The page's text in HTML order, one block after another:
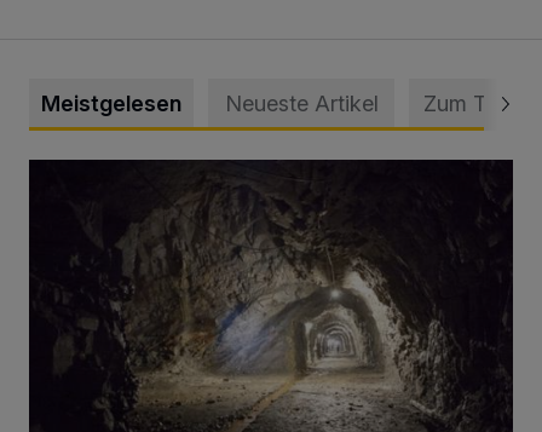
Meistgelesen Neueste Artikel Zum Thema